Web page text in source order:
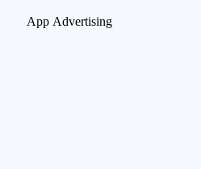
App Advertising